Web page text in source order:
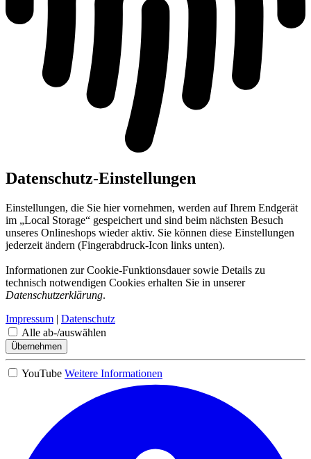
Datenschutz-Einstellungen
Einstellungen, die Sie hier vornehmen, werden auf Ihrem Endgerät
im „Local Storage“ gespeichert und sind beim nächsten Besuch
unseres Onlineshops wieder aktiv. Sie können diese Einstellungen
jederzeit ändern (Fingerabdruck-Icon links unten).
Informationen zur Cookie-Funktionsdauer sowie Details zu
technisch notwendigen Cookies erhalten Sie in unserer
Datenschutzerklärung.
Impressum | Datenschutz
Alle ab-/auswählen
Übernehmen
YouTube Weitere Informationen